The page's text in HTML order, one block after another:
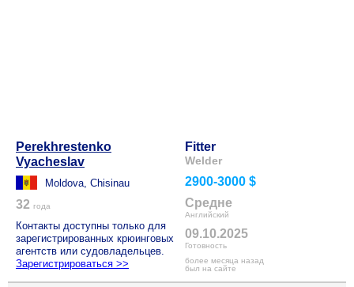
Perekhrestenko
Vyacheslav
Moldova, Chisinau
32 года
Контакты доступны только для
зарегистрированных крюинговых
агентств или судовладельцев.
Зарегистрироваться >>
Fitter
Welder
2900-3000 $
Средне
Английский
09.10.2025
Готовность
более месяца назад
был на сайте